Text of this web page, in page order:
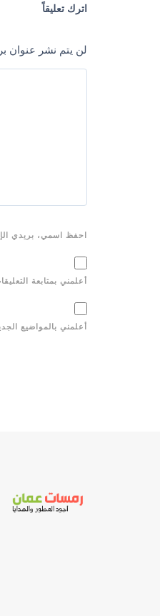
اترك تعليقاً
لن يتم نشر عنوان
احفظ اسمي، بريدي
أعلمني بمتابعة
أعلمني بالمواضيع